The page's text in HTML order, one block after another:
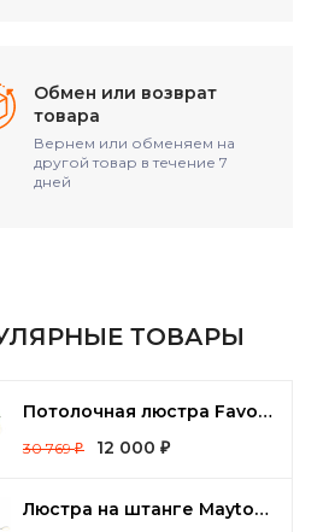
Обмен или возврат
товара
Вернем или обменяем на
другой товар в течение 7
дней
ТОВАРЫ
Потолочная люстра Favourite Paramount 3047-6P
30 769₽ 12 000 ₽
Люстра на штанге Maytoni Fad MOD070PL-L48W3K